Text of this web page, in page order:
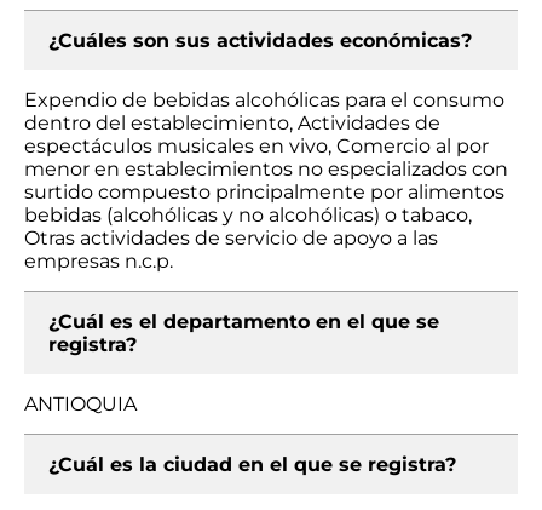
¿Cuáles son sus actividades económicas?
Expendio de bebidas alcohólicas para el consumo
dentro del establecimiento, Actividades de
espectáculos musicales en vivo, Comercio al por
menor en establecimientos no especializados con
surtido compuesto principalmente por alimentos
bebidas (alcohólicas y no alcohólicas) o tabaco,
Otras actividades de servicio de apoyo a las
empresas n.c.p.
¿Cuál es el departamento en el que se
registra?
ANTIOQUIA
¿Cuál es la ciudad en el que se registra?